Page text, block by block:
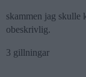
skammen jag skulle
obeskrivlig.
3 gillningar